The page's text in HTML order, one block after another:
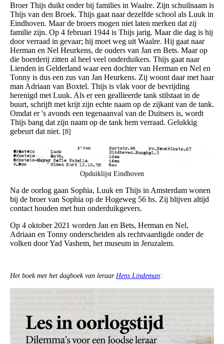
Broer Thijs duikt onder bij families in Waalre. Zijn schuilnaam is
Thijs van den Broek. Thijs gaat naar dezelfde school als Luuk in
Eindhoven. Maar de broers mogen niet laten merken dat zij
familie zijn. Op 4 februari 1944 is Thijs jarig. Maar die dag is hij
door verraad in gevaar; hij moet weg uit Waalre. Hij gaat naar
Herman en Nel Heurkens, de ouders van Jan en Bets. Maar op
die boerderij zitten al heel veel onderduikers. Thijs gaat naar
Lienden in Gelderland waar een dochter van Herman en Nel en
Tonny is dus een zus van Jan Heurkens. Zij woont daar met haar
man Adriaan van Boxtel. Thijs is vlak voor de bevrijding
herenigd met Luuk. Als er een geallieerde tank stilstaat in de
buurt, schrijft met krijt zijn echte naam op de zijkant van de tank.
Omdat er 's avonds een tegenaanval van de Duitsers is, wordt
Thijs bang dat zijn naam op de tank hem verraad. Gelukkig
gebeurt dat niet. [8]
Opduiklijst Eindhoven
Na de oorlog gaan Sophia, Luuk en Thijs in Amsterdam wonen
bij de broer van Sophia op de Hogeweg 56 hs. Zij blijven altijd
contact houden met hun onderduikgevers.
Op 4 oktober 2021 worden Jan en Bets, Herman en Nel,
Adriaan en Tonny onderscheiden als rechtvaardigde onder de
volken door Yad Vashem, het museum in Jeruzalem.
Het boek met het dagboek van leraar Hens Lindeman: